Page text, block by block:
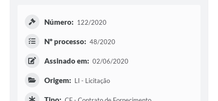
Número: 122/2020
Nº processo: 48/2020
Assinado em: 02/06/2020
Origem: LI - Licitação